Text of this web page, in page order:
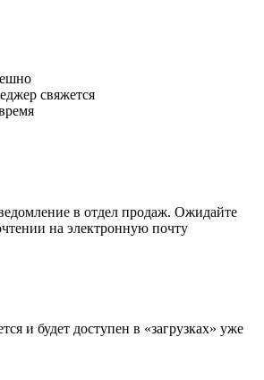
свяжется
в отдел продаж. Ожидайте
на электронную почту
и будет доступен в «загрузках» уже